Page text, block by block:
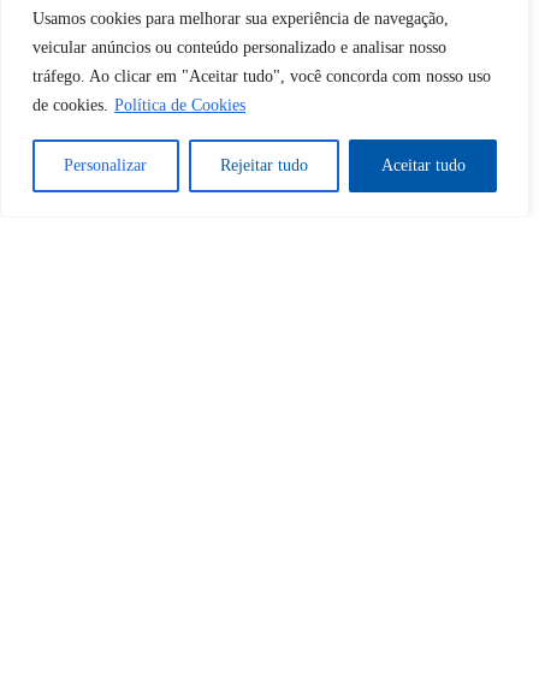
Usamos cookies para melhorar sua experiência de navegação,
veicular anúncios ou conteúdo personalizado e analisar nosso
tráfego. Ao clicar em "Aceitar tudo", você concorda com nosso uso
de cookies. Política de Cookies
Personalizar Rejeitar tudo Aceitar tudo
Tem certeza de que deseja
desbloquear esta publicação?